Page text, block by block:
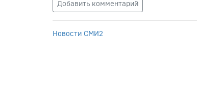
Добавить комментарий
Новости СМИ2